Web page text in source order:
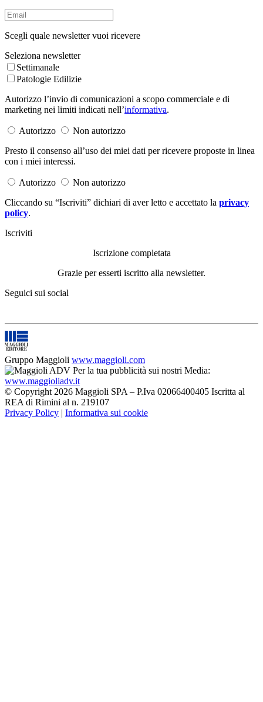
Scegli quale newsletter vuoi ricevere
Seleziona newsletter
Settimanale
Patologie Edilizie
Autorizzo l’invio di comunicazioni a scopo commerciale e di
marketing nei limiti indicati nell’informativa.
Autorizzo
Non autorizzo
Presto il consenso all’uso dei miei dati per ricevere proposte in linea
con i miei interessi.
Autorizzo
Non autorizzo
Cliccando su “Iscriviti” dichiari di aver letto e accettato la privacy
policy.
Iscriviti
Iscrizione completata
Grazie per esserti iscritto alla newsletter.
Seguici sui social
Gruppo Maggioli www.maggioli.com
Per la tua pubblicità sui nostri Media:
www.maggioliadv.it
© Copyright 2026 Maggioli SPA – P.Iva 02066400405 Iscritta al
REA di Rimini al n. 219107
Privacy Policy | Informativa sui cookie